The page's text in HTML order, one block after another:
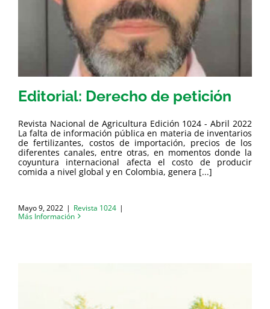
Editorial: Derecho de petición
Revista Nacional de Agricultura Edición 1024 - Abril 2022
La falta de información pública en materia de inventarios
de fertilizantes, costos de importación, precios de los
diferentes canales, entre otras, en momentos donde la
coyuntura internacional afecta el costo de producir
comida a nivel global y en Colombia, genera [...]
Mayo 9, 2022 | Revista 1024 |
Más Información